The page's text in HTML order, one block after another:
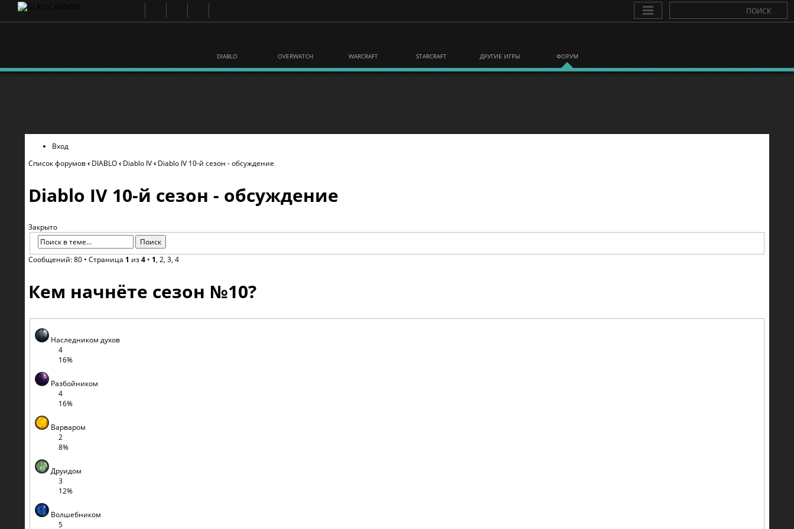
DIABLO OVERWATCH WARCRAFT STARCRAFT ДРУГИЕ ИГРЫ ФОРУМ
Вход
Список форумов‹ DIABLO‹ Diablo IV‹ Diablo IV 10-й сезон - обсуждение
Diablo IV 10-й сезон - обсуждение
Закрыто
Сообщений: 80 • Страница 1 из4 • 1, 2, 3, 4
Кем начнёте сезон №10?
Наследником духов
4
16%
Разбойником
4
16%
Варваром
2
8%
Друидом
3
12%
Волшебником
5